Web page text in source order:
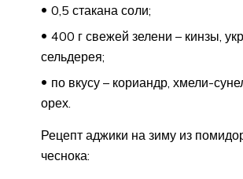
0,5 стакана соли;
400 г свежей зелени – кинзы,
сельдерея;
по вкусу – кориандр, хмели-
орех.
Рецепт аджики на зиму из
чеснока: